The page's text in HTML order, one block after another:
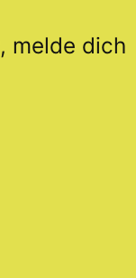
, melde dich